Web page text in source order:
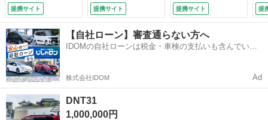
車 コーナーセンサ
ー ＬＥＤヘッド
ＥＴＣ 純正１６イ
ンチアルミ オート
ホールド オートラ
イト／エアコン Ｂ
ｌｕｅｔｏｏｔｈ
（検9.6）
提携サイト
ター プロパイロッ
ト ハンズフリー両
側パワースライドド
ア 衝突軽減ブレー
キ ビルトインＥＴ
ト スマートキー
提携サイト
ン オートライト
ＥＴＣ フルセグナ
ビＴＶ スマートキ
ー （車検整備付）
提携サイト
減
Ｃ
キ
ー
提
【自社ローン】審査通らない方へ
IDOMの自社ローンは税金・車検の支払いも含んでいる
株式会社IDOM Ad
DNT31
1,000,000円